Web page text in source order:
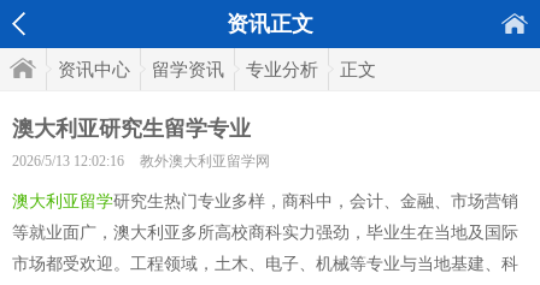
资讯正文
资讯中心 留学资讯 专业分析 正文
澳大利亚研究生留学专业
2026/5/13 12:02:16 教外澳大利亚留学网
澳大利亚留学研究生热门专业多样，商科中，会计、金融、市场营销
等就业面广，澳大利亚多所高校商科实力强劲，毕业生在当地及国际
市场都受欢迎。工程领域，土木、电子、机械等专业与当地基建、科